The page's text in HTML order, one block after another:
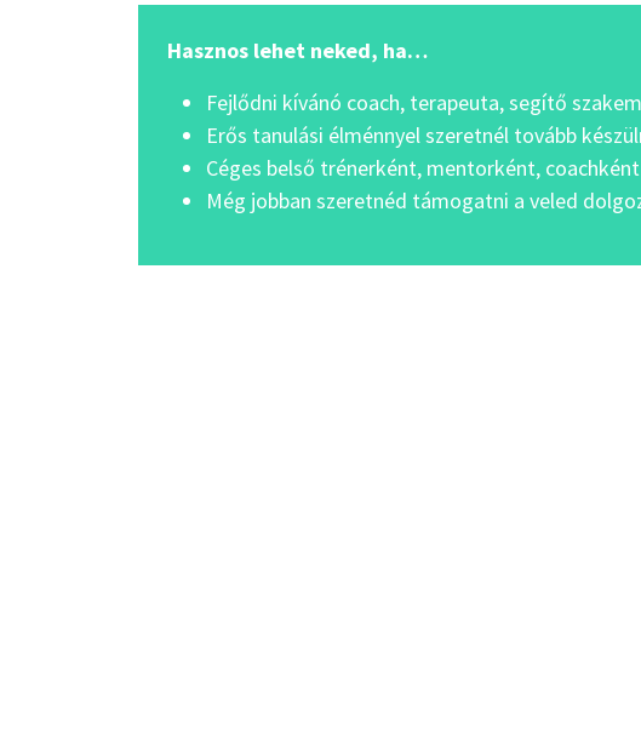
Hasznos lehet neked, ha…
Fejlődni kívánó coach, terapeuta, segítő
Erős tanulási élménnyel szeretnél tovább
Céges belső trénerként, mentorként,
Még jobban szeretnéd támogatni a veled